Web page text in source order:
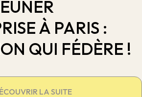
À PARIS :
QUI FÉDÈRE !
LA SUITE